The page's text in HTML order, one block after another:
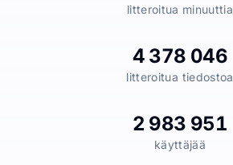
litteroitua minuuttia
4 378 046
litteroitua tiedostoa
2 983 951
käyttäjää